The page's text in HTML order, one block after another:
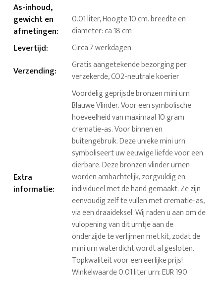
As-inhoud,
gewicht en
afmetingen:
0.01 liter, Hoogte:10 cm. breedte en
diameter: ca 18 cm
Levertijd: Circa 7 werkdagen
Verzending:
Gratis aangetekende bezorging per
verzekerde, CO2-neutrale koerier
Extra
informatie:
Voordelig geprijsde bronzen mini urn
Blauwe Vlinder. Voor een symbolische
hoeveelheid van maximaal 10 gram
crematie-as. Voor binnen en
buitengebruik. Deze unieke mini urn
symboliseert uw eeuwige liefde voor een
dierbare. Deze bronzen vlinder urnen
worden ambachtelijk, zorgvuldig en
individueel met de hand gemaakt. Ze zijn
eenvoudig zelf te vullen met crematie-as,
via een draaideksel. Wij raden u aan om de
vulopening van dit urntje aan de
onderzijde te verlijmen met kit, zodat de
mini urn waterdicht wordt afgesloten.
Topkwaliteit voor een eerlijke prijs!
Winkelwaarde 0.01 liter urn: EUR 190